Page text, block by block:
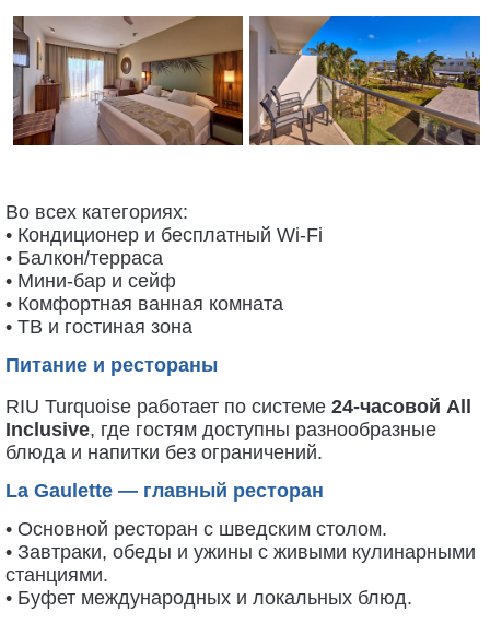
Во всех категориях:
• Кондиционер и бесплатный Wi-Fi
• Балкон/терраса
• Мини-бар и сейф
• Комфортная ванная комната
• ТВ и гостиная зона
Питание и рестораны
RIU Turquoise работает по системе 24-часовой All
Inclusive, где гостям доступны разнообразные
блюда и напитки без ограничений.
La Gaulette — главный ресторан
• Основной ресторан с шведским столом.
• Завтраки, обеды и ужины с живыми кулинарными
станциями.
• Буфет международных и локальных блюд.